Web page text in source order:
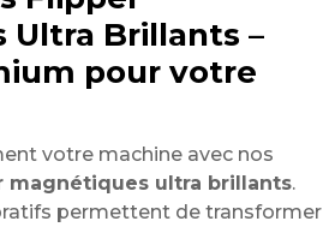
Ultra Brillants –
pour votre
votre machine avec nos
magnétiques ultra brillants.
permettent de transformer